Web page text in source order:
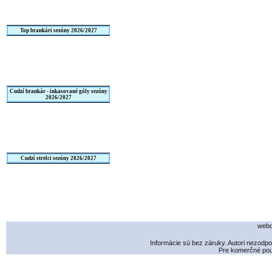
Top brankári sezóny 2026/2027
Cudzí brankár - inkasované góly sezóny
2026/2027
Cudzí strelci sezóny 2026/2027
Informácie sú bez záruky. Autori
Pre komerčné